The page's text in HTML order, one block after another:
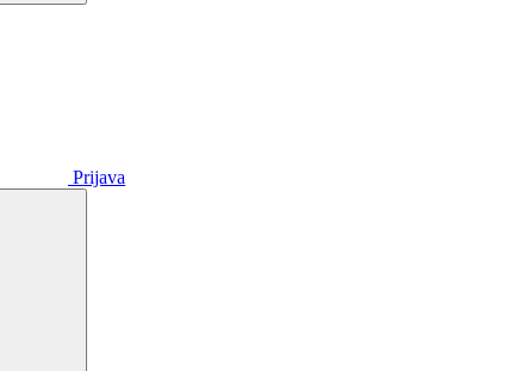
Prijava